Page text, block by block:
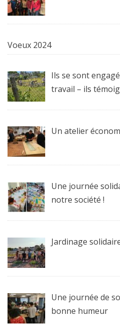
Voeux 2024
Ils se sont
travail – ils
Un atelier
Une journée
notre société !
Jardinage
Une journée de
bonne humeur